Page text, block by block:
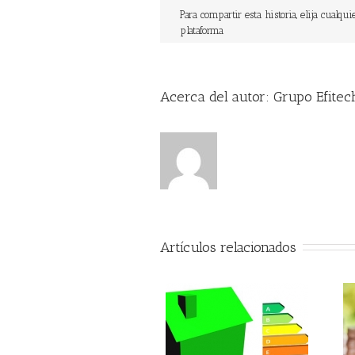
Para compartir esta historia, elija
plataforma
Acerca del autor: Grupo
Artículos relacionados